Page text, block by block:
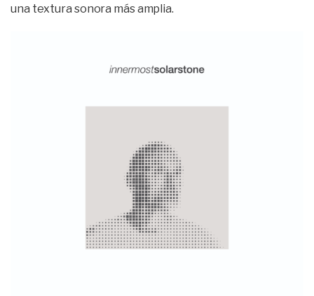
una textura sonora más amplia.